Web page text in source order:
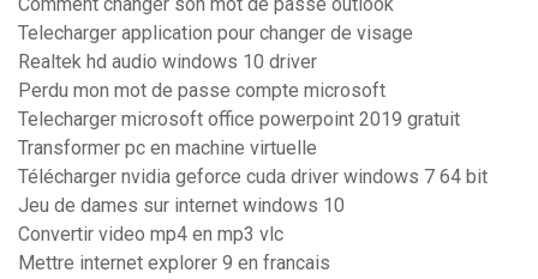
Comment changer son mot de passe outlook
Telecharger application pour changer de visage
Realtek hd audio windows 10 driver
Perdu mon mot de passe compte microsoft
Telecharger microsoft office powerpoint 2019 gratuit
Transformer pc en machine virtuelle
Télécharger nvidia geforce cuda driver windows 7 64 bit
Jeu de dames sur internet windows 10
Convertir video mp4 en mp3 vlc
Mettre internet explorer 9 en francais